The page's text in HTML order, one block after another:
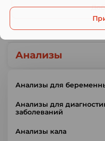
Анализы
Анализы для
Анализы для
заболеваний
Анализы кала